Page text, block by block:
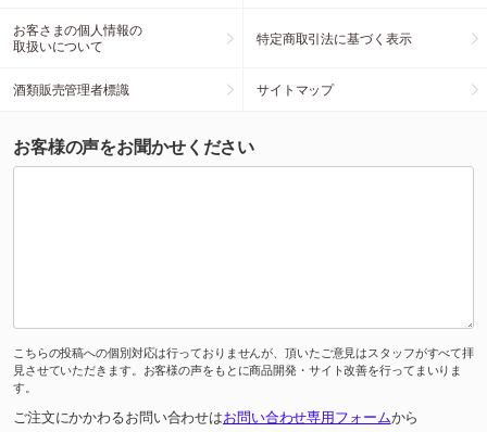
お客さまの個人情報の
取扱いについて
特定商取引法に基づく表示
酒類販売管理者標識 サイトマップ
お客様の声をお聞かせください
こちらの投稿への個別対応は行っておりませんが、頂いたご意見はスタッフがすべて拝
見させていただきます。お客様の声をもとに商品開発・サイト改善を行ってまいりま
す。
ご注文にかかわるお問い合わせはお問い合わせ専用フォームから